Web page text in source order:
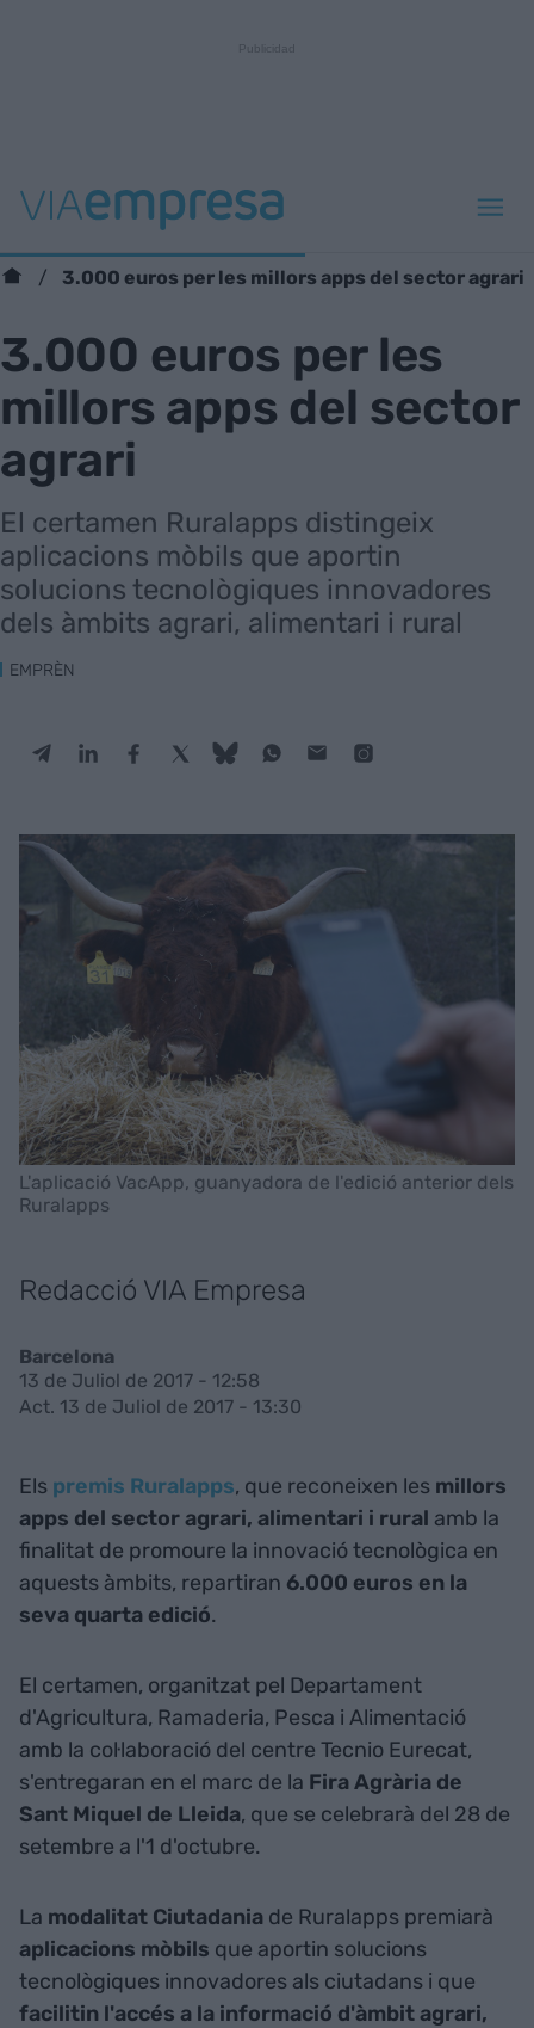
3.000 euros per les millors apps del sector agrari
3.000 euros per les
millors apps del sector
agrari
El certamen Ruralapps distingeix
aplicacions mòbils que aportin
solucions tecnològiques innovadores
dels àmbits agrari, alimentari i rural
EMPRÈN
L'aplicació VacApp, guanyadora de l'edició anterior dels
Ruralapps
Redacció VIA Empresa
Barcelona
13 de Juliol de 2017 - 12:58
Act. 13 de Juliol de 2017 - 13:30
Els premis Ruralapps, que reconeixen les millors
apps del sector agrari, alimentari i rural amb la
finalitat de promoure la innovació tecnològica en
aquests àmbits, repartiran 6.000 euros en la
seva quarta edició.
El certamen, organitzat pel Departament
d'Agricultura, Ramaderia, Pesca i Alimentació
amb la col·laboració del centre Tecnio Eurecat,
s'entregaran en el marc de la Fira Agrària de
Sant Miquel de Lleida, que se celebrarà del 28 de
setembre a l'1 d'octubre.
La modalitat Ciutadania de Ruralapps premiarà
aplicacions mòbils que aportin solucions
tecnològiques innovadores als ciutadans i que
facilitin l'accés a la informació d'àmbit agrari,